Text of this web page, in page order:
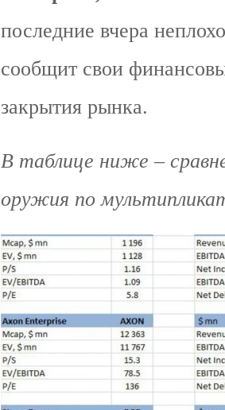
последние вчера
сообщит свои
закрытия рынка.
В таблице ниже –
оружия по